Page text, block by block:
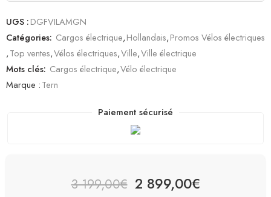
UGS :DGFVILAMGN
Catégories: Cargos électrique,Hollandais,Promos Vélos électriques
,Top ventes,Vélos électriques,Ville,Ville électrique
Mots clés: Cargos électrique,Vélo électrique
Marque :Tern
Paiement sécurisé
3 199,00€ 2 899,00€